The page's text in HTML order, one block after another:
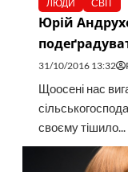
ЛЮДИ СВІТ
Юрій
31/10/2016 13:32
Щоосені нас
своєму тішило...